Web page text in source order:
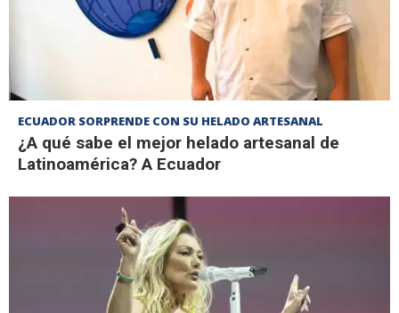
ECUADOR SORPRENDE CON SU HELADO ARTESANAL
¿A qué sabe el mejor helado artesanal de
Latinoamérica? A Ecuador